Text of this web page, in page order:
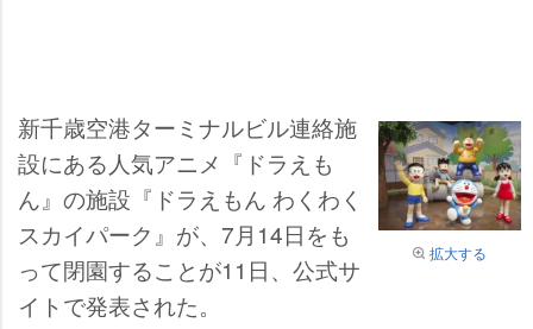
拡大する
新千歳空港ターミナルビル連絡施
設にある人気アニメ『ドラえも
ん』の施設『ドラえもん わくわく
スカイパーク』が、7月14日をも
って閉園することが11日、公式サ
イトで発表された。